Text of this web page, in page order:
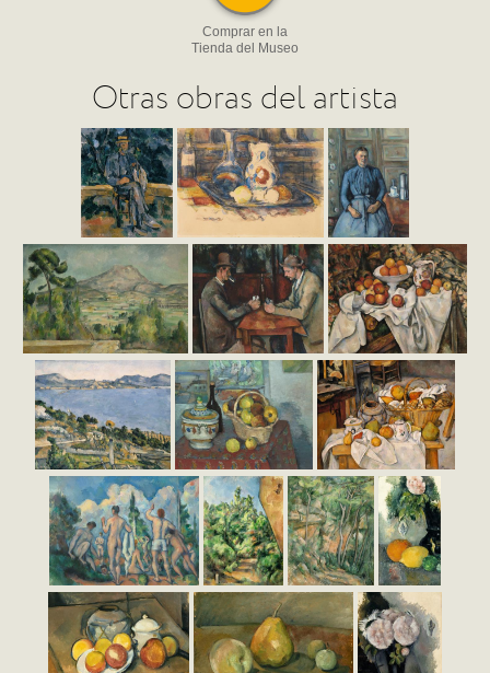
Comprar en la
Tienda del Museo
Otras obras del artista